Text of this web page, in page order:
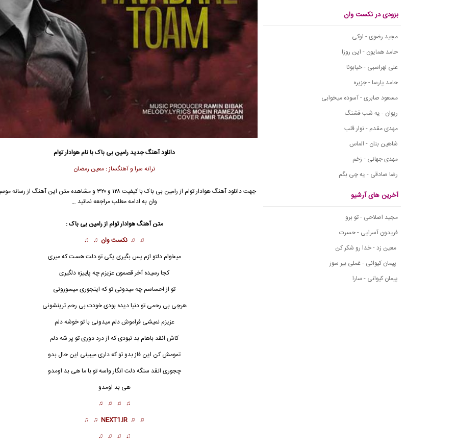
بزودی در نکست وان
مجید رضوی - اوکی
حامد همایون - این روزا
علی لهراسبی - خیابونا
حامد پارسا - جزیره
مسعود صابری - آسوده میخوابی
ریوان - یه شب قشنگ
مهدی مقدم - نوار قلب
شاهین بنان - الماس
مهدی جهانی - زخم
رضا صادقی - یه چی بگم
آخرین های آرشیو
مجید اصلاحی - تو برو
فریدون آسرایی - حسرت
معین زد - خدا رو شکر کن
پیمان کیوانی - غملی بیر سوز
پیمان کیوانی - سارا
دانلود آهنگ جدیدرامین بی باک با نام هوادار توام
ترانه سرا و آهنگساز : معین رمضان
جهت دانلود آهنگ هوادار توام از رامین بی باک با کیفیت ۱۲۸ و ۳۲۰ و مشاهده متن این
وان به ادامه مطلب مراجعه نمائید …
متن آهنگهوادار تواماز رامین بی باک :
♫ ♫ نکست وان ♫ ♫
میخوام دلتو ازم پس بگیری یکی تو دلت هست که میری
کجا رسیده آخر قصمون عزیزم چه پاییزه دلگیری
تو از احساسم چه میدونی تو که اینجوری میسوزونی
هرچی بی رحمی تو دنیا دیده بودی خودت بی رحم ترینشونی
عزیزم نمیشی فراموش دلم میدونی با تو خوشه دلم
کاش انقد باهام بد نبودی که از درد دوری تو پر شه دلم
تمومش کن این فاز بدو تو که داری میبینی این حال بدو
چجوری انقد سنگه دلت انگار واسه تو با ما هی بد اومدو
هی بد اومدو
♫ ♫ ♫ ♫
♫ ♫
NEXT1.IR
♫ ♫
♫ ♫ ♫ ♫